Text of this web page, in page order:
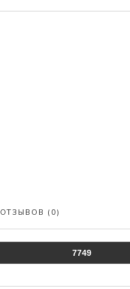
ОТЗЫВОВ (0)
7749